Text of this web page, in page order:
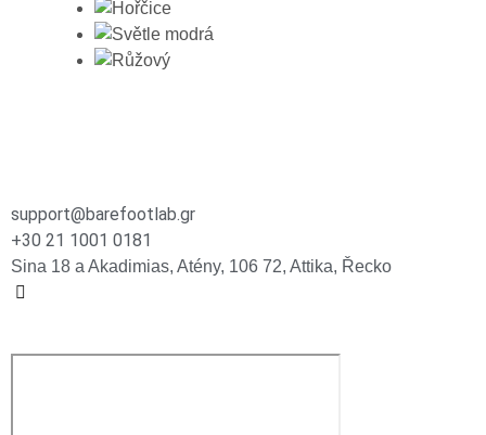
support@barefootlab.gr
+30 21 1001 0181
Sina 18 a Akadimias, Atény, 106 72, Attika, Řecko